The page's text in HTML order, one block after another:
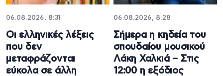
06.08.2026, 8:31
Οι ελληνικές λέξεις
που δεν
μεταφράζονται
εύκολα σε άλλη
06.08.2026, 8:28
Σήμερα η κηδεία του
σπουδαίου μουσικού
Λάκη Χαλκιά – Στις
12:00 η εξόδιος